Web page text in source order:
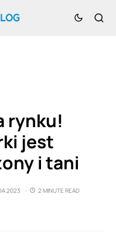
rynku!
jest
i tani
2023
2 MINUTE READ